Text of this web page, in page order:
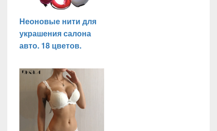
Неоновые нити для
украшения салона
авто. 18 цветов.